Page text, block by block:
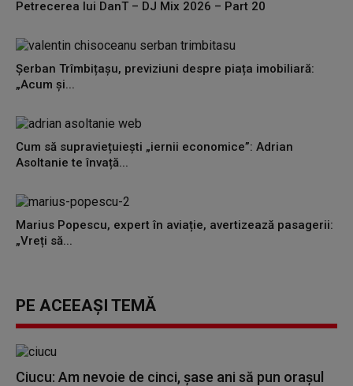
Petrecerea lui DanT – DJ Mix 2026 – Part 20
Șerban Trîmbițașu, previziuni despre piața imobiliară:
„Acum și...
Cum să supraviețuiești „iernii economice”: Adrian
Asoltanie te învață...
Marius Popescu, expert în aviație, avertizează pasagerii:
„Vreți să...
PE ACEEAȘI TEMĂ
Ciucu: Am nevoie de cinci, şase ani să pun oraşul